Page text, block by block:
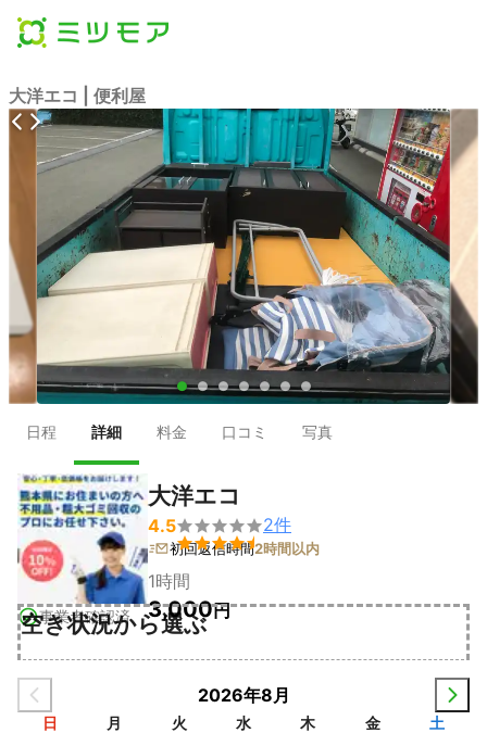
大洋エコ | 便利屋
● ● ● ● ● ● ●
日程 詳細 料金 口コミ 写真
事業者確認済
大洋エコ
4.5

2件
初回返信時間2時間以内
1時間
3,000円
空き状況から選ぶ
2026年8月
日 月 火 水 木 金 土